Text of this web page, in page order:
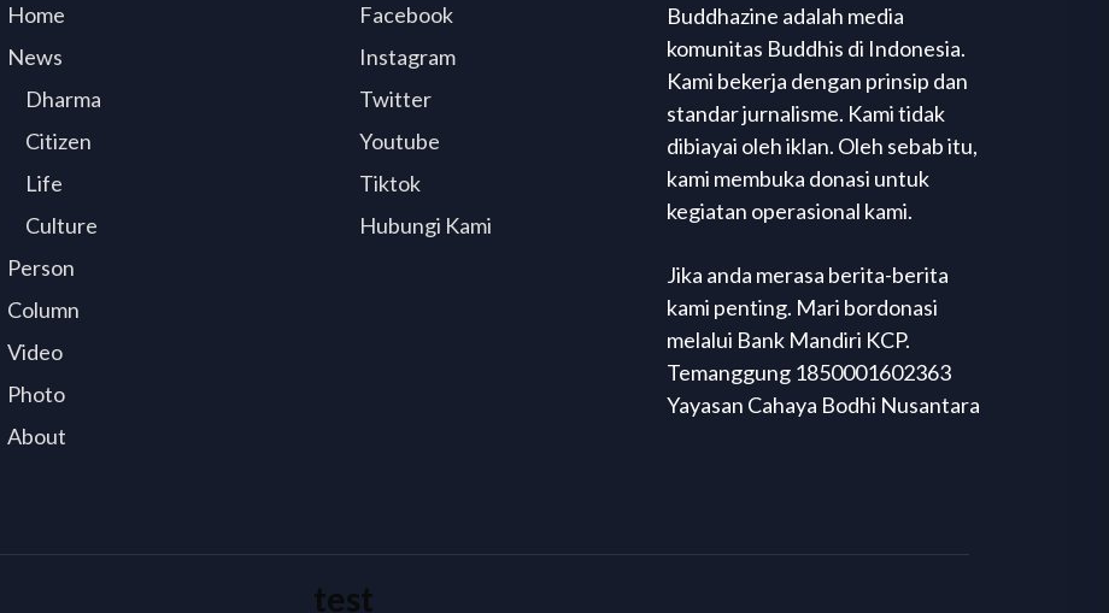
Home
News
Dharma
Citizen
Life
Culture
Person
Column
Video
Photo
About
Facebook
Instagram
Twitter
Youtube
Tiktok
Hubungi Kami
Buddhazine adalah media
komunitas Buddhis di Indonesia.
Kami bekerja dengan prinsip dan
standar jurnalisme. Kami tidak
dibiayai oleh iklan. Oleh sebab itu,
kami membuka donasi untuk
kegiatan operasional kami.
Jika anda merasa berita-berita
kami penting. Mari bordonasi
melalui Bank Mandiri KCP.
Temanggung 1850001602363
Yayasan Cahaya Bodhi Nusantara
test